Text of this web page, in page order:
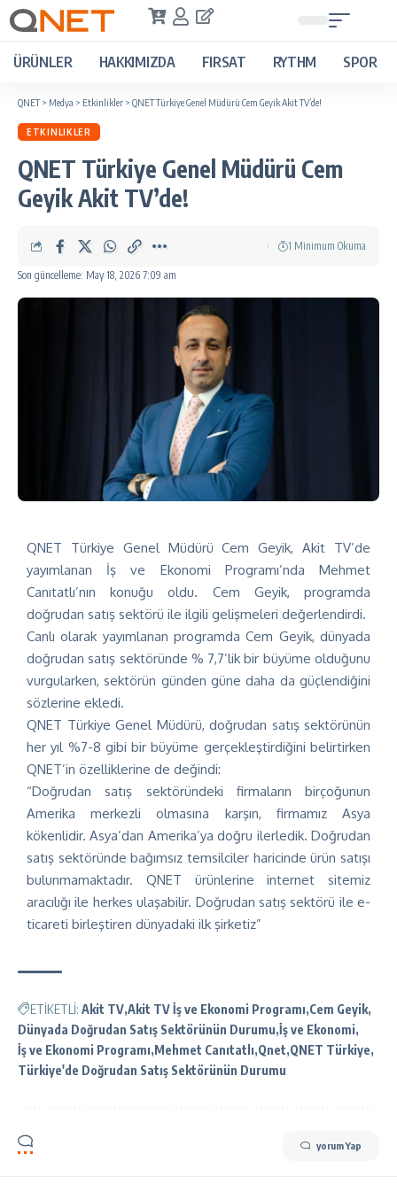
ÜRÜNLER HAKKIMIZDA FIRSAT RYTHM SPOR
QNET> Medya > Etkinlikler > QNET Türkiye Genel Müdürü Cem Geyik Akit TV’de!
ETKINLIKLER
QNET Türkiye Genel Müdürü Cem
Geyik Akit TV’de!
Son güncelleme: May 18, 2026 7:09 am
1 Minimum Okuma
QNET Türkiye Genel Müdürü Cem Geyik, Akit TV’de
yayımlanan İş ve Ekonomi Programı’nda Mehmet
Canıtatlı’nın konuğu oldu. Cem Geyik, programda
doğrudan satış sektörü ile ilgili gelişmeleri değerlendirdi.
Canlı olarak yayımlanan programda Cem Geyik, dünyada
doğrudan satış sektöründe % 7,7’lik bir büyüme olduğunu
vurgularken, sektörün günden güne daha da güçlendiğini
sözlerine ekledi.
QNET Türkiye Genel Müdürü, doğrudan satış sektörünün
her yıl %7-8 gibi bir büyüme gerçekleştirdiğini belirtirken
QNET’in özelliklerine de değindi:
“Doğrudan satış sektöründeki firmaların birçoğunun
Amerika merkezli olmasına karşın, firmamız Asya
kökenlidir. Asya’dan Amerika’ya doğru ilerledik. Doğrudan
satış sektöründe bağımsız temsilciler haricinde ürün satışı
bulunmamaktadır. QNET ürünlerine internet sitemiz
aracılığı ile herkes ulaşabilir. Doğrudan satış sektörü ile e-
ticareti birleştiren dünyadaki ilk şirketiz”
ETİKETLİ: Akit TV Akit TV İş ve Ekonomi Programı Cem Geyik
Dünyada Doğrudan Satış Sektörünün Durumu İş ve Ekonomi
İş ve Ekonomi Programı Mehmet Canıtatlı Qnet QNET Türkiye
Türkiye'de Doğrudan Satış Sektörünün Durumu
yorum Yap